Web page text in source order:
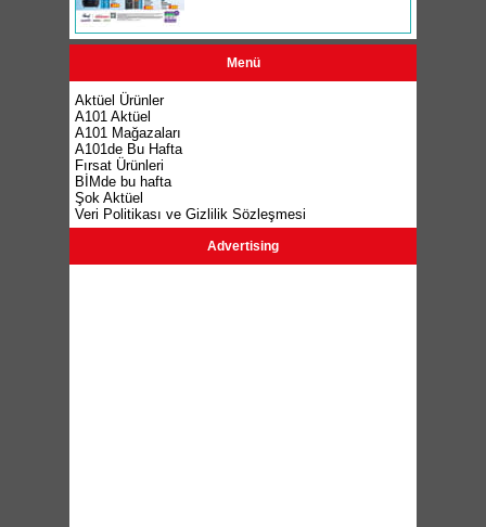
Menü
Aktüel Ürünler
A101 Aktüel
A101 Mağazaları
A101de Bu Hafta
Fırsat Ürünleri
BİMde bu hafta
Şok Aktüel
Veri Politikası ve Gizlilik Sözleşmesi
Advertising